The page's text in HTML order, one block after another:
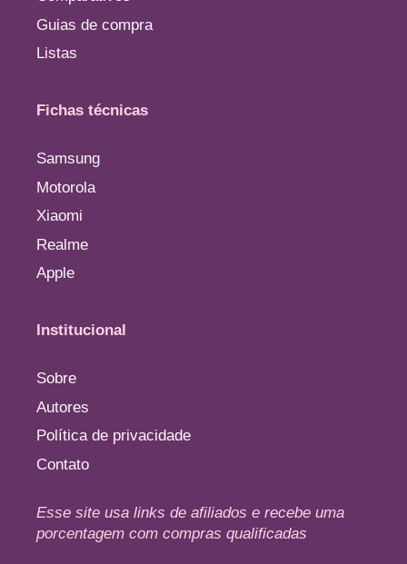
Guias de compra
Listas
Fichas técnicas
Samsung
Motorola
Xiaomi
Realme
Apple
Institucional
Sobre
Autores
Política de privacidade
Contato
Esse site usa links de afiliados e recebe uma
porcentagem com compras qualificadas